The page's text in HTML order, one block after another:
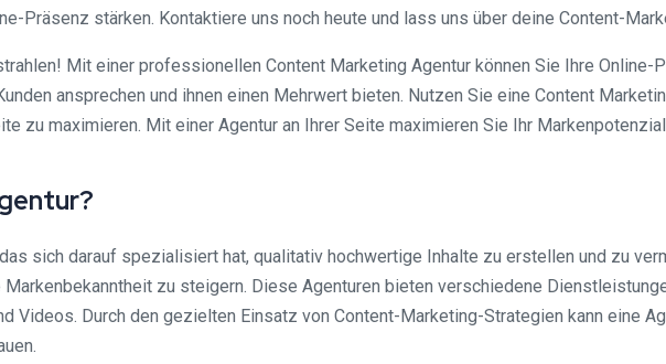
Präsenz stärken. Kontaktiere uns noch heute und lass uns über deine Content-
Mit einer professionellen Content Marketing Agentur können Sie Ihre Online-
ansprechen und ihnen einen Mehrwert bieten. Nutzen Sie eine Content
zu maximieren. Mit einer Agentur an Ihrer Seite maximieren Sie Ihr
sich darauf spezialisiert hat, qualitativ hochwertige Inhalte zu erstellen und zu
zu steigern. Diese Agenturen bieten verschiedene
Videos. Durch den gezielten Einsatz von Content-Marketing-Strategien kann eine